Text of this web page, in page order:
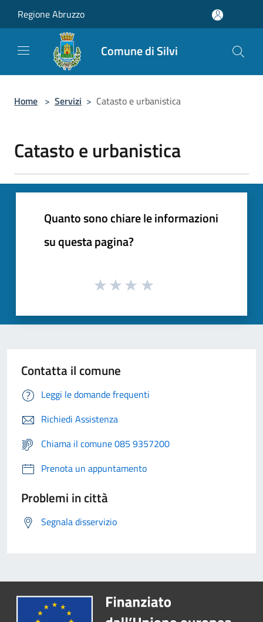
Regione Abruzzo
Comune di Silvi
Home > Servizi > Catasto e urbanistica
Catasto e urbanistica
Quanto sono chiare le informazioni
su questa pagina?
Contatta il comune
Leggi le domande frequenti
Richiedi Assistenza
Chiama il comune 085 9357200
Prenota un appuntamento
Problemi in città
Segnala disservizio